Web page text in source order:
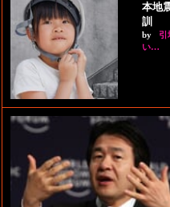
本地
訓
by
引
い…